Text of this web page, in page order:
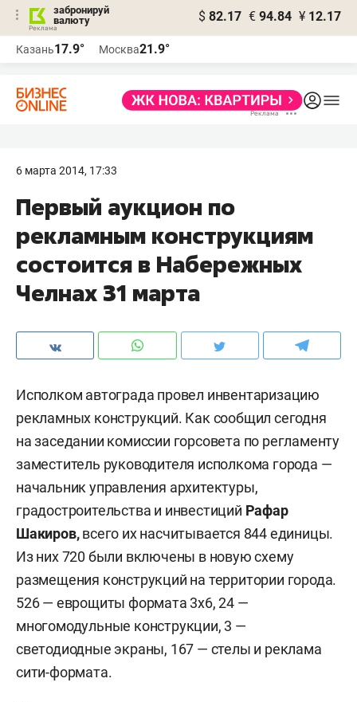
забронируй
валюту
$ 82.17 € 94.84 ¥ 12.17
Казань17.9° Москва21.9°
6 марта 2014, 17:33
Первый аукцион по
рекламным конструкциям
состоится в Набережных
Челнах 31 марта
Исполком автограда провел инвентаризацию
рекламных конструкций. Как сообщил сегодня
на заседании комиссии горсовета по регламенту
заместитель руководителя исполкома города —
начальник управления архитектуры,
градостроительства и инвестиций Рафар
Шакиров,всего их насчитывается 844 единицы.
Из них 720 были включены в новую схему
размещения конструкций на территории города.
526 — еврощиты формата 3х6, 24 —
многомодульные конструкции, 3 —
светодиодные экраны, 167 — стелы и реклама
сити-формата.